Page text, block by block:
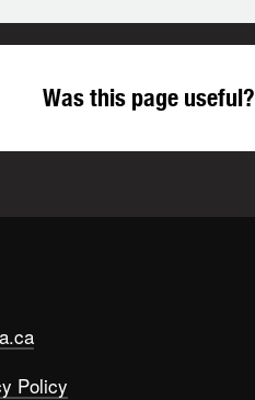
Was this page useful?
Policy